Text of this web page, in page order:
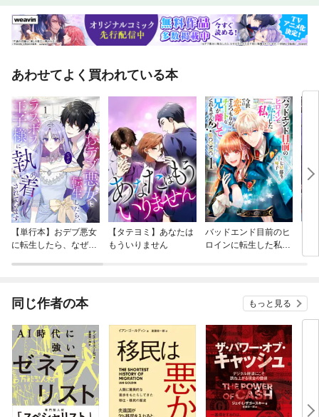
アドバンテージ 第1章：ゼネラリストの物の見方を身につける 第2章：
変化する状況の中で専門知識を見直す 第3章：AI時代に台頭するゼネラ
リスト■第2部｜ゼネラリストをめざす 第4章：職場に見られる4つのタイ
章：イノベーションや問題解決にゼネラリストが果たす役割 第7章：ゼ
あわせてよく買われている本
【単行本】おデブ悪女
に転生したら、なぜか
【タテヨミ】あなたは
もういりません
バッドエンド目前のヒ
ロインに転生した私、
同じ作者の本 もっと見る